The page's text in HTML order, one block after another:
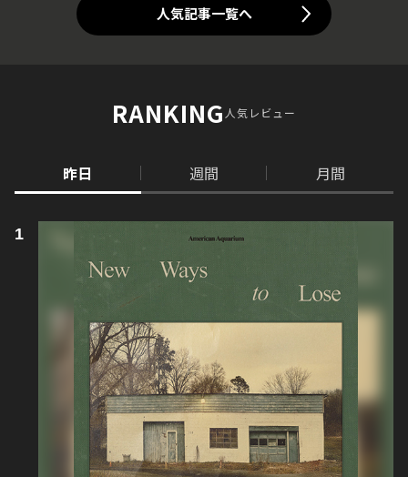
人気記事一覧へ
RANKING人気レビュー
昨日 週間 月間